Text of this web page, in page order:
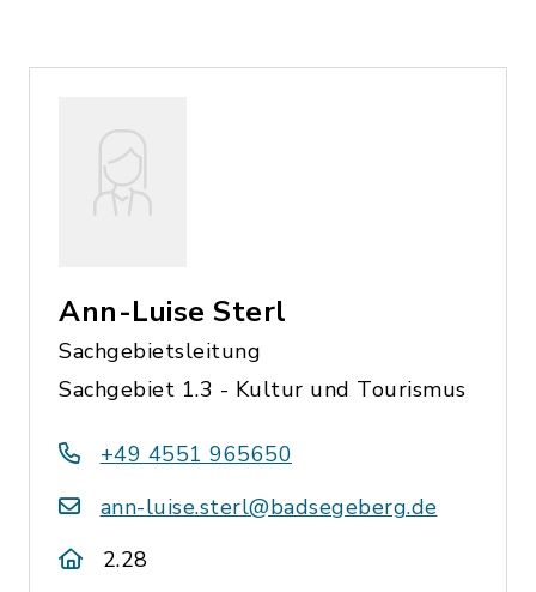
Ann-Luise Sterl
Sachgebietsleitung
Sachgebiet 1.3 - Kultur und Tourismus
+49 4551 965650
ann-luise.sterl@badsegeberg.de
2.28